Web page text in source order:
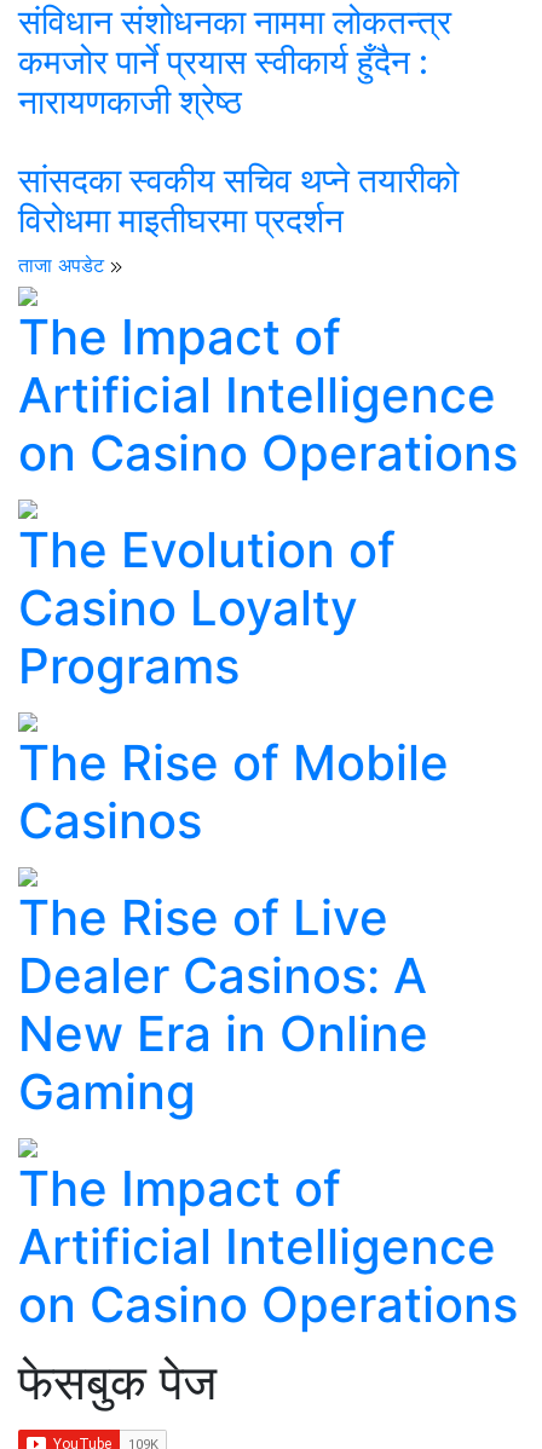
संविधान संशोधनका नाममा लोकतन्त्र
कमजोर पार्ने प्रयास स्वीकार्य हुँदैन :
नारायणकाजी श्रेष्ठ
सांसदका स्वकीय सचिव थप्ने तयारीको
विरोधमा माइतीघरमा प्रदर्शन
ताजा अपडेट
The Impact of
Artificial Intelligence
on Casino Operations
The Evolution of
Casino Loyalty
Programs
The Rise of Mobile
Casinos
The Rise of Live
Dealer Casinos: A
New Era in Online
Gaming
The Impact of
Artificial Intelligence
on Casino Operations
फेसबुक पेज